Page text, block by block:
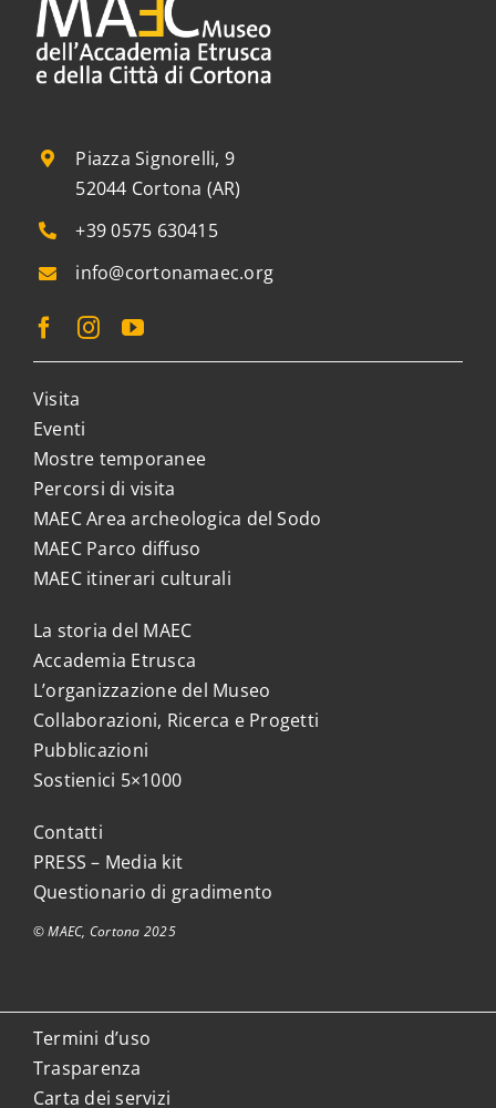
Piazza Signorelli, 9
52044 Cortona (AR)
+39 0575 630415
info@cortonamaec.org
Visita
Eventi
Mostre temporanee
Percorsi di visita
MAEC Area archeologica del Sodo
MAEC Parco diffuso
MAEC itinerari culturali
La storia del MAEC
Accademia Etrusca
L’organizzazione del Museo
Collaborazioni, Ricerca e Progetti
Pubblicazioni
Sostienici 5×1000
Contatti
PRESS – Media kit
Questionario di gradimento
© MAEC, Cortona 2025
Termini d’uso
Trasparenza
Carta dei servizi